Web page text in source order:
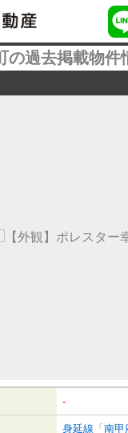
の過去掲載物件
-
身延線 「 南甲